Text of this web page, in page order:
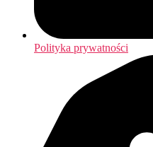
Polityka prywatności